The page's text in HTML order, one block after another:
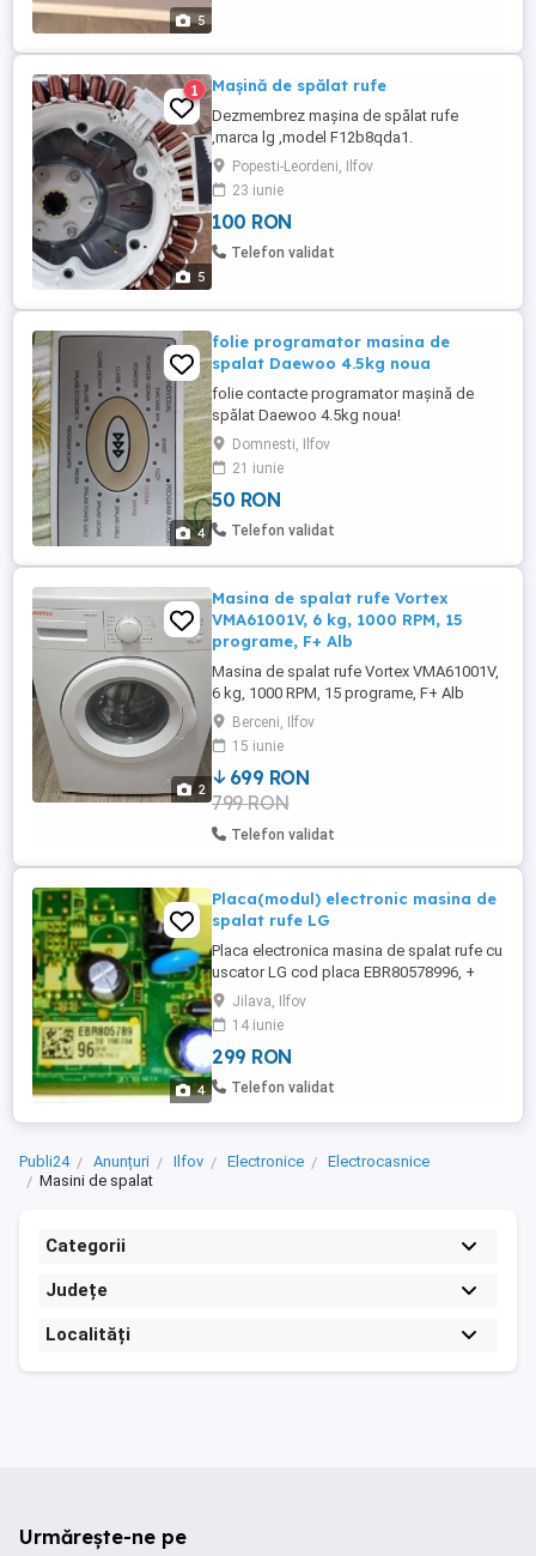
5
5
1 Mașină de spălat rufe
Dezmembrez mașina de spălat rufe
,marca lg ,model F12b8qda1.
Popesti-Leordeni, Ilfov
23 iunie
100 RON
Telefon validat
4
folie programator masina de
spalat Daewoo 4.5kg noua
folie contacte programator mașină de
spălat Daewoo 4.5kg noua!
Domnesti, Ilfov
21 iunie
50 RON
Telefon validat
2
Masina de spalat rufe Vortex
VMA61001V, 6 kg, 1000 RPM, 15
programe, F+ Alb
Masina de spalat rufe Vortex VMA61001V,
6 kg, 1000 RPM, 15 programe, F+ Alb
utilizată de câteva ori
Berceni, Ilfov
15 iunie
699 RON
799 RON
Telefon validat
4
Placa(modul) electronic masina de
spalat rufe LG
Placa electronica masina de spalat rufe cu
uscator LG cod placa EBR80578996, +
instalatia electrica completa fara
defecte.Am achizitionat-o dar nu se
potriveste la masina mea eu avand cod
EBR80578959. Verificati atent
compatibilitatea acesteia cu masina
returneaza.
Jilava, Ilfov
14 iunie
299 RON
Telefon validat
Publi24 Anunțuri Ilfov Electronice
Electrocasnice
Masini de spalat
Categorii
Județe
Localități
Urmărește-ne pe